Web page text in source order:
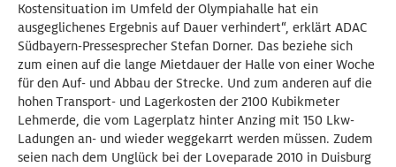
Kostensituation im Umfeld der Olympiahalle hat ein
ausgeglichenes Ergebnis auf Dauer verhindert“, erklärt ADAC
Südbayern-Pressesprecher Stefan Dorner. Das beziehe sich
zum einen auf die lange Mietdauer der Halle von einer Woche
für den Auf- und Abbau der Strecke. Und zum anderen auf die
hohen Transport- und Lagerkosten der 2100 Kubikmeter
Lehmerde, die vom Lagerplatz hinter Anzing mit 150 Lkw-
Ladungen an- und wieder weggekarrt werden müssen. Zudem
seien nach dem Unglück bei der Loveparade 2010 in Duisburg